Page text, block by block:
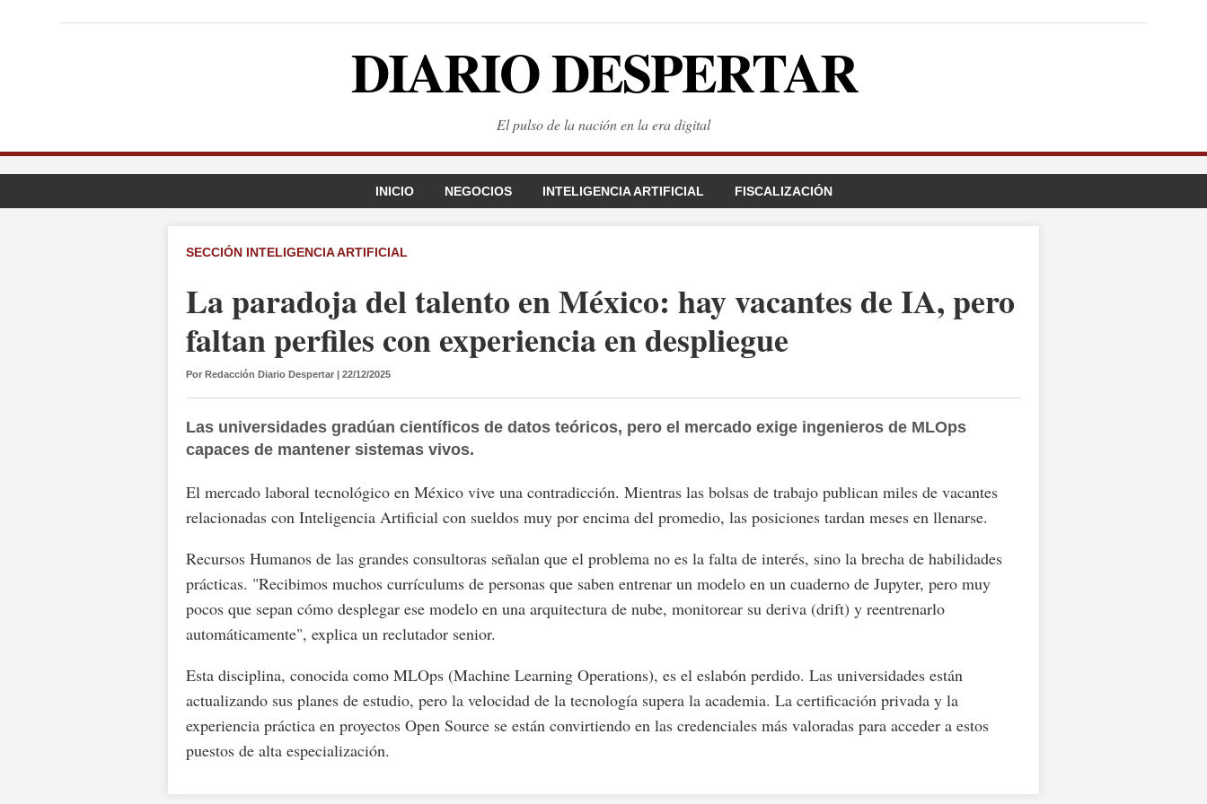
DIARIO DESPERTAR
El pulso de la nación en la era digital
INICIO NEGOCIOS INTELIGENCIA ARTIFICIAL FISCALIZACIÓN
SECCIÓN INTELIGENCIA ARTIFICIAL
La paradoja del talento en México: hay vacantes de IA, pero
faltan perfiles con experiencia en despliegue
Por Redacción Diario Despertar | 22/12/2025
Las universidades gradúan científicos de datos teóricos, pero el mercado exige ingenieros de MLOps
capaces de mantener sistemas vivos.
El mercado laboral tecnológico en México vive una contradicción. Mientras las bolsas de trabajo publican miles de vacantes
relacionadas con Inteligencia Artificial con sueldos muy por encima del promedio, las posiciones tardan meses en llenarse.
Recursos Humanos de las grandes consultoras señalan que el problema no es la falta de interés, sino la brecha de habilidades
prácticas. "Recibimos muchos currículums de personas que saben entrenar un modelo en un cuaderno de Jupyter, pero muy
pocos que sepan cómo desplegar ese modelo en una arquitectura de nube, monitorear su deriva (drift) y reentrenarlo
automáticamente", explica un reclutador senior.
Esta disciplina, conocida como MLOps (Machine Learning Operations), es el eslabón perdido. Las universidades están
actualizando sus planes de estudio, pero la velocidad de la tecnología supera la academia. La certificación privada y la
experiencia práctica en proyectos Open Source se están convirtiendo en las credenciales más valoradas para acceder a estos
puestos de alta especialización.